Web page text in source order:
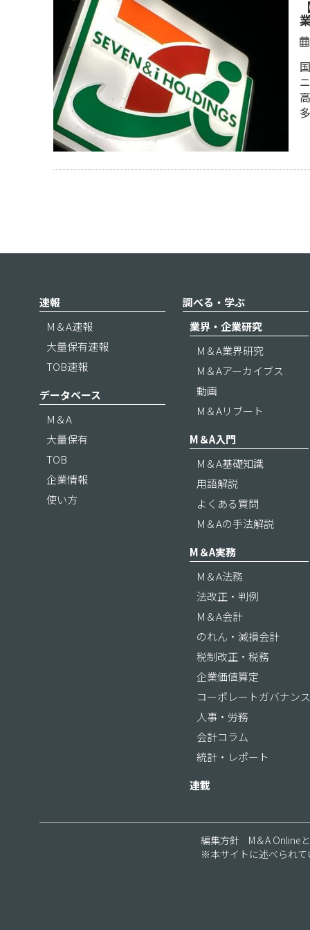
速報
M＆A速報
大量保有速報
TOB速報
データベース
M＆A
大量保有
TOB
企業情報
使い方
調べる・学ぶ
業界・企業研究
M＆A業界研究
M＆Aアーカイブス
動画
M＆Aリブート
M＆A入門
M＆A基礎知識
用語解説
よくある質問
M＆Aの手法解説
M＆A実務
M＆A法務
法改正・判例
M＆A会計
のれん・減損会計
税制改正・税務
企業価値算定
コーポレートガバナン
人事・労務
会計コラム
統計・レポート
連載
編集方針
M＆A Online
※本サイトに述べられて